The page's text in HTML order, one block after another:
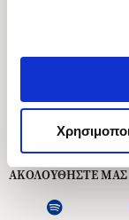
Εξυπηρέτηση Πελατών
ΑΚΟΛΟΥΘΗΣΤΕ ΜΑΣ